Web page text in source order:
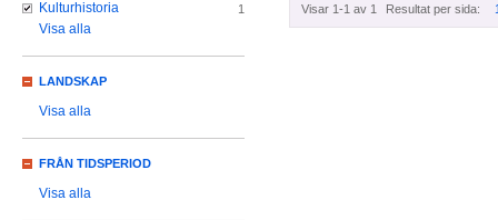
Visar 1-1 av 1 Resultat per sida:
Kulturhistoria 1
Visa alla
LANDSKAP
Visa alla
FRÅN TIDSPERIOD
Visa alla